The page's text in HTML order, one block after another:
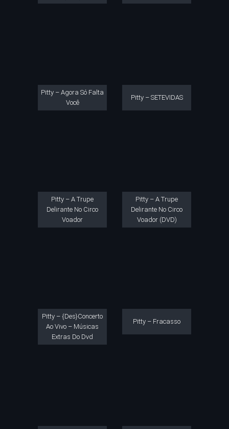
Pitty – Agora Só Falta
Você
Pitty – SETEVIDAS
Pitty – A Trupe
Delirante No Circo
Voador
Pitty – A Trupe
Delirante No Circo
Voador (DVD)
Pitty – {Des}Concerto
Ao Vivo – Músicas
Extras Do Dvd
Pitty – Fracasso